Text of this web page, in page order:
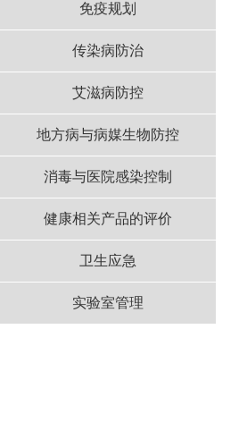
免疫规划
传染病防治
艾滋病防控
地方病与病媒生物防控
消毒与医院感染控制
健康相关产品的评价
卫生应急
实验室管理